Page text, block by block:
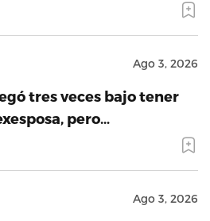
Ago 3, 2026
tres veces bajo tener
pero…
Ago 3, 2026